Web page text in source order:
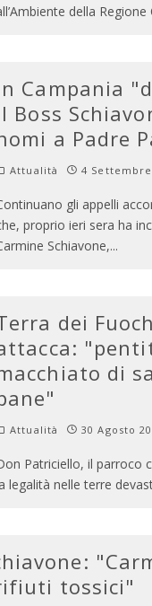
della Regione
Campania
Boss
a Padre
Attualità 4 Settembre
gli appelli
proprio ieri sera ha
Schiavone,...
dei
di
Attualità 30 Agosto
Patriciello, il parroco
legalità nelle terre
tossici"